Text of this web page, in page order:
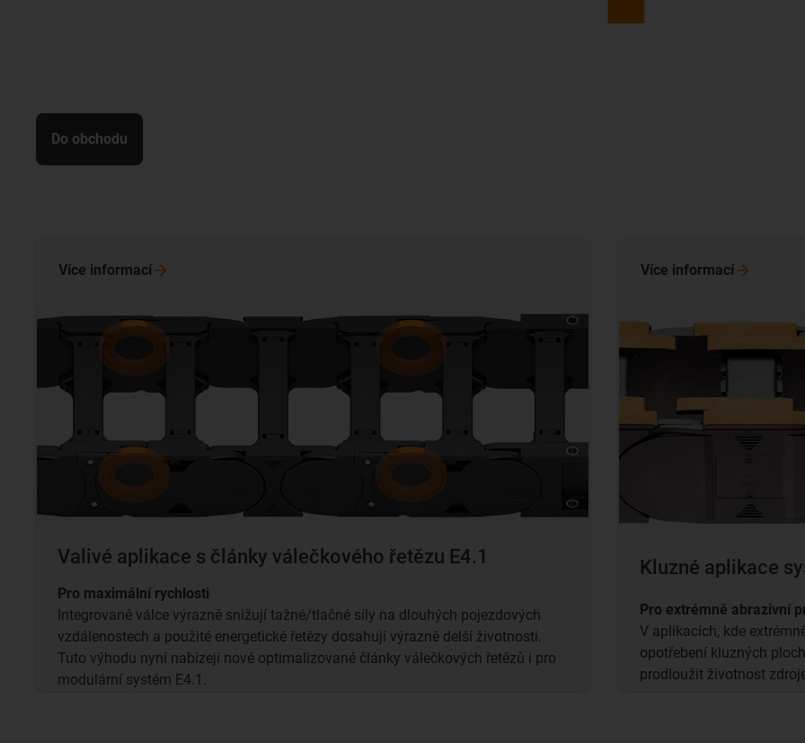
Do obchodu
Valivé aplikace s články válečkového řetězu E4.1
Pro maximální rychlosti
Integrované válce výrazně snižují tažné/tlačné síly na dlouhých pojezdových
vzdálenostech a použité energetické řetězy dosahují výrazně delší životnosti.
Tuto výhodu nyní nabízejí nové optimalizované články válečkových řetězů i pro
modulární systém E4.1.
Více informací
Kluzné aplikace
Pro extrémně abrazivní
V aplikacích, kde
opotřebení kluzných
prodloužit životnost
Více informací